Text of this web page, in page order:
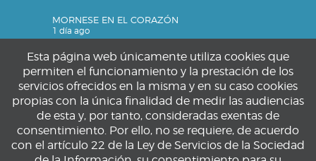
MORNESE EN EL CORAZÓN
1 día ago
Privacidad
Política de privacidad
Política de cookies
Aviso legal
Esta página web únicamente utiliza cookies que
permiten el funcionamiento y la prestación de los
servicios ofrecidos en la misma y en su caso cookies
propias con la única finalidad de medir las audiencias
de esta y, por tanto, consideradas exentas de
consentimiento. Por ello, no se requiere, de acuerdo
con el artículo 22 de la Ley de Servicios de la Sociedad